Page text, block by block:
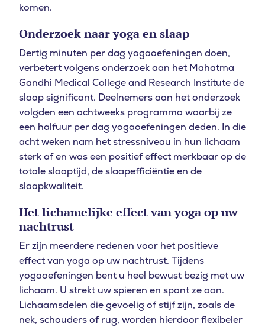
komen.
Onderzoek naar yoga en slaap
Dertig minuten per dag yogaoefeningen doen,
verbetert volgens onderzoek aan het Mahatma
Gandhi Medical College and Research Institute de
slaap significant. Deelnemers aan het onderzoek
volgden een achtweeks programma waarbij ze
een halfuur per dag yogaoefeningen deden. In die
acht weken nam het stressniveau in hun lichaam
sterk af en was een positief effect merkbaar op de
totale slaaptijd, de slaapefficiëntie en de
slaapkwaliteit.
Het lichamelijke effect van yoga op uw
nachtrust
Er zijn meerdere redenen voor het positieve
effect van yoga op uw nachtrust. Tijdens
yogaoefeningen bent u heel bewust bezig met uw
lichaam. U strekt uw spieren en spant ze aan.
Lichaamsdelen die gevoelig of stijf zijn, zoals de
nek, schouders of rug, worden hierdoor flexibeler